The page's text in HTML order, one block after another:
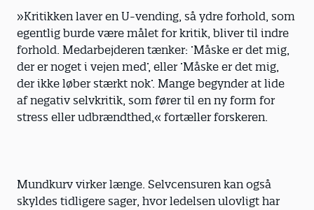
»Kritikken laver en U-vending, så ydre forhold, som
egentlig burde være målet for kritik, bliver til indre
forhold. Medarbejderen tænker: ’Måske er det mig,
der er noget i vejen med’, eller ’Måske er det mig,
der ikke løber stærkt nok’. Mange begynder at lide
af negativ selvkritik, som fører til en ny form for
stress eller udbrændthed,« fortæller forskeren.
Mundkurv virker længe. Selvcensuren kan også
skyldes tidligere sager, hvor ledelsen ulovligt har